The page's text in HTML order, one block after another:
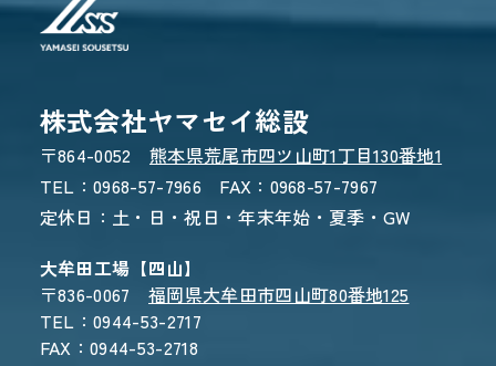
お電話でのお問い合わせ
0968-57-7966
受付時間 8:30〜17:30
株式会社ヤマセイ総設
〒864-0052熊本県荒尾市四ツ山町1丁目130番地1
TEL：0968-57-7966 FAX：0968-57-7967
定休日：土・日・祝日・年末年始・夏季・GW
大牟田工場【四山】
〒836-0067福岡県大牟田市四山町80番地125
TEL：0944-53-2717
FAX：0944-53-2718